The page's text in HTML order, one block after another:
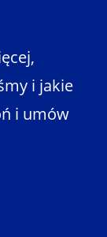
i jakie
i umów